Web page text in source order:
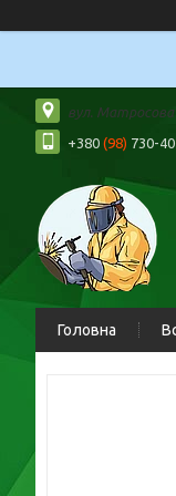
вул. Матросова
+380 (98) 730-
Головна